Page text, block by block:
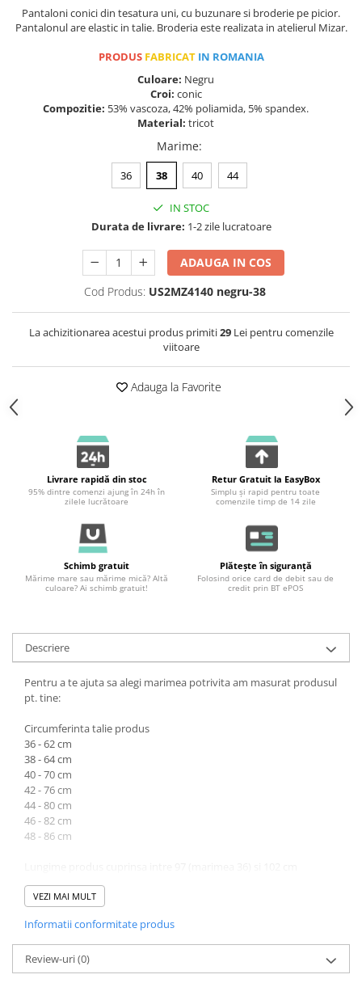
Pantaloni conici din tesatura uni, cu buzunare si broderie pe picior.
Pantalonul are elastic in talie. Broderia este realizata in atelierul Mizar.
PRODUSFABRICAT IN ROMANIA
Culoare: Negru
Croi: conic
Compozitie: 53% vascoza, 42% poliamida, 5% spandex.
Material: tricot
Marime:
36 38 40 44
IN STOC
Durata de livrare: 1-2 zile lucratoare
ADAUGA IN COS
Cod Produs: US2MZ4140 negru-38
La achizitionarea acestui produs primiti29Lei pentru comenzile
viitoare
Adauga la Favorite
Livrare rapidă din stoc
95% dintre comenzi ajung în 24h în
zilele lucrătoare
Retur Gratuit la EasyBox
Simplu și rapid pentru toate
comenzile timp de 14 zile
Schimb gratuit
Mărime mare sau mărime mică? Altă
culoare? Ai schimb gratuit!
Plătește în siguranță
Folosind orice card de debit sau de
credit prin BT ePOS
Descriere
Pentru a te ajuta sa alegi marimea potrivita am masurat produsul
pt. tine:
Circumferinta talie produs
36 - 62 cm
38 - 64 cm
40 - 70 cm
42 - 76 cm
44 - 80 cm
46 - 82 cm
48 - 86 cm
(marimea 48).
dispozitivul de pe care este vizualizat.
VEZI MAI MULT
Informatii conformitate produs
Review-uri(0)